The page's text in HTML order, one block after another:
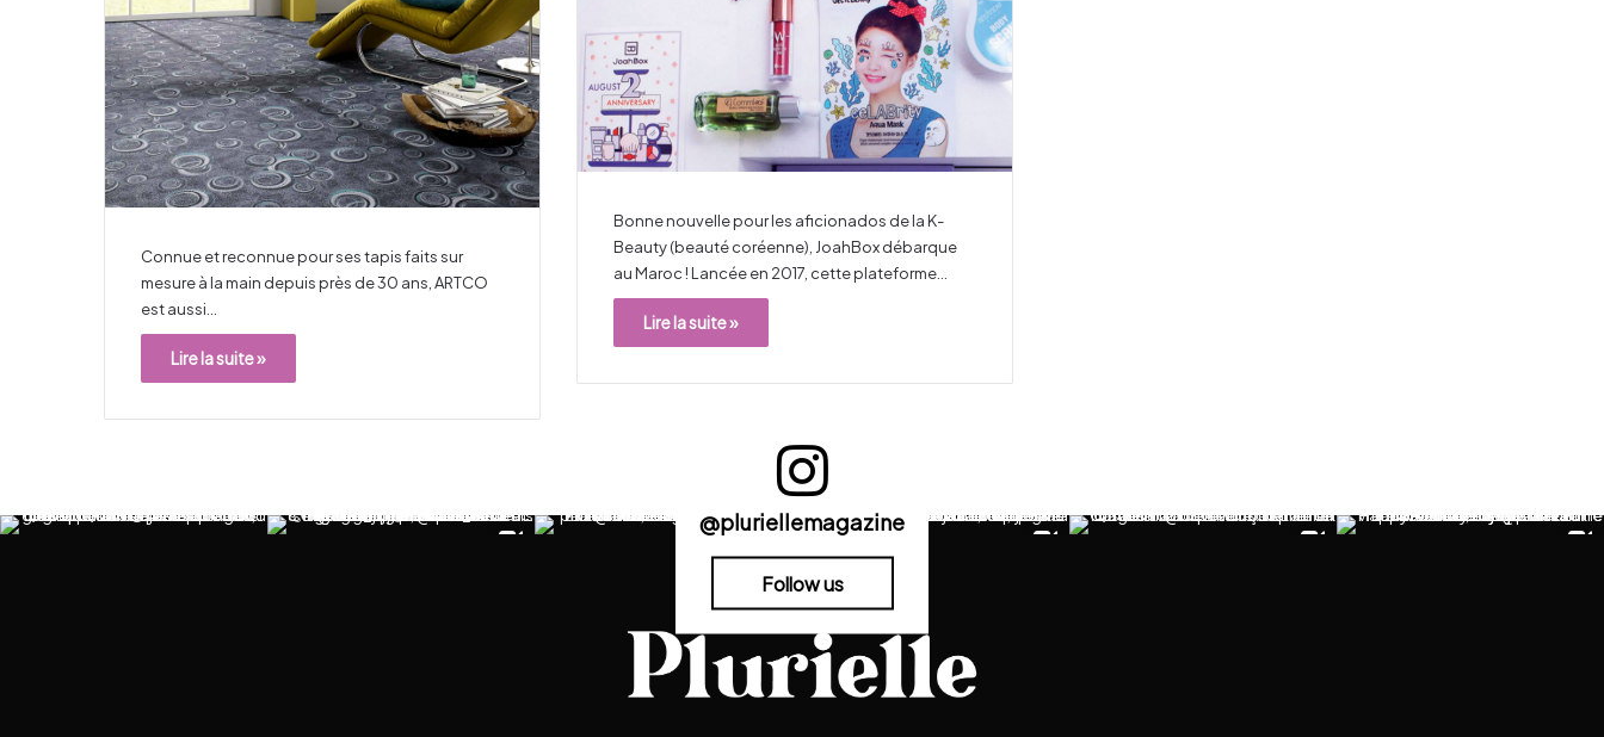
Connue et reconnue pour ses tapis faits sur
mesure à la main depuis près de 30 ans, ARTCO
est aussi…
Lire la suite »
Bonne nouvelle pour les aficionados de la K-
Beauty (beauté coréenne), JoahBox débarque
au Maroc ! Lancée en 2017, cette plateforme…
Lire la suite »
@pluriellemagazine
Follow us